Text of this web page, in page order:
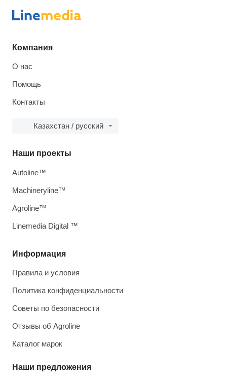
Компания
О нас
Помощь
Контакты
Казахстан / русский
Информация
Правила и условия
Политика конфиденциальности
Советы по безопасности
Отзывы об Agroline
Каталог марок
Наши предложения
Наши проекты
Autoline™
Machineryline™
Agroline™
Linemedia Digital ™